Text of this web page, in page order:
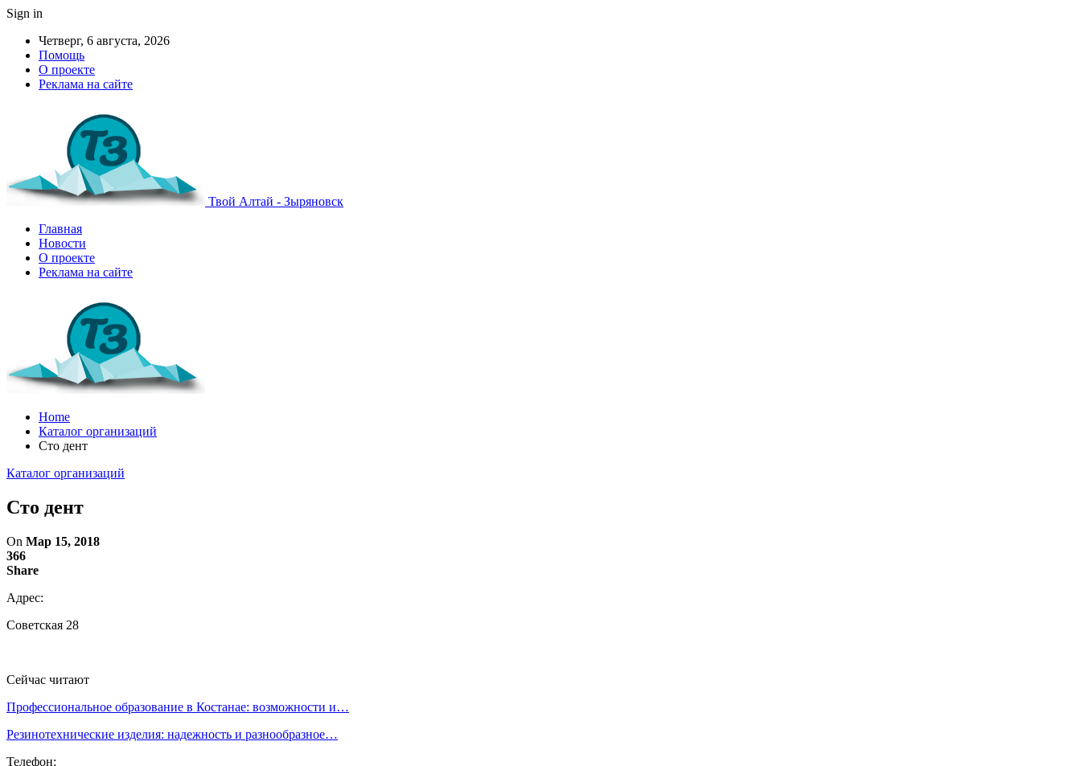
Sign in
Четверг, 6 августа, 2026
Помощь
О проекте
Реклама на сайте
Твой Алтай - Зыряновск
Главная
Новости
О проекте
Реклама на сайте
Home
Каталог организаций
Сто дент
Каталог организаций
Сто дент
On Мар 15, 2018
366
Share
Адрес:
Советская 28
Сейчас читают
Профессиональное образование в Костанае: возможности и…
Резинотехнические изделия: надежность и разнообразное…
Телефон: